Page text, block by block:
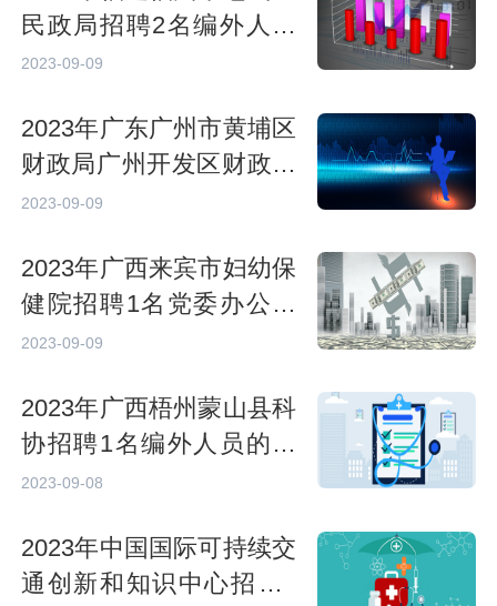
民政局招聘2名编外人员
的公告
2023-09-09
2023年广东广州市黄埔区
财政局广州开发区财政局
招聘1名初级雇员的公告
2023-09-09
2023年广西来宾市妇幼保
健院招聘1名党委办公室
干事的公告
2023-09-09
2023年广西梧州蒙山县科
协招聘1名编外人员的公
告
2023-09-08
2023年中国国际可持续交
通创新和知识中心招聘7